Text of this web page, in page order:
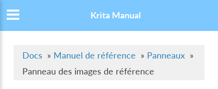
Krita Manual
Docs » Manuel de référence » Panneaux »
Panneau des images de référence